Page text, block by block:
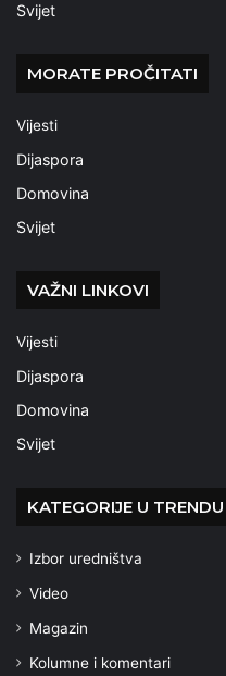
Svijet
MORATE PROČITATI
Vijesti
Dijaspora
Domovina
Svijet
VAŽNI LINKOVI
Vijesti
Dijaspora
Domovina
Svijet
KATEGORIJE U TRENDU
Izbor uredništva
Video
Magazin
Kolumne i komentari